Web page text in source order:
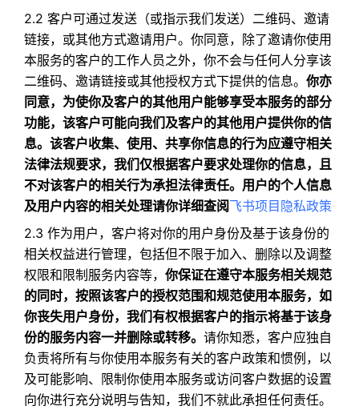
2.2 客户可通过发送（或指示我们发送）二维码、邀请
链接，或其他方式邀请用户。你同意，除了邀请你使用
本服务的客户的工作人员之外，你不会与任何人分享该
二维码、邀请链接或其他授权方式下提供的信息。 你亦
同意，为使你及客户的其他用户能够享受本服务的部分
功能，该客户可能向我们及客户的其他用户提供你的信
息。该客户收集、使用、共享你信息的行为应遵守相关
法律法规要求，我们仅根据客户要求处理你的信息，且
不对该客户的相关行为承担法律责任。用户的个人信息
及用户内容的相关处理请你详细查阅飞书项目隐私政策
2.3 作为用户，客户将对你的用户身份及基于该身份的
相关权益进行管理，包括但不限于加入、删除以及调整
权限和限制服务内容等， 你保证在遵守本服务相关规范
的同时，按照该客户的授权范围和规范使用本服务，如
你丧失用户身份，我们有权根据客户的指示将基于该身
份的服务内容一并删除或转移。 请你知悉，客户应独自
负责将所有与你使用本服务有关的客户政策和惯例，以
及可能影响、限制你使用本服务或访问客户数据的设置
向你进行充分说明与告知，我们不就此承担任何责任。